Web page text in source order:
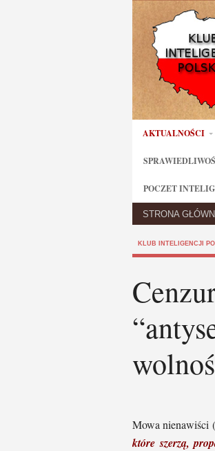
AKTUALNOŚCI
POCZET
STRONA
KLUB INTELIGENCJI
Mowa nienawiści
które szerzą,